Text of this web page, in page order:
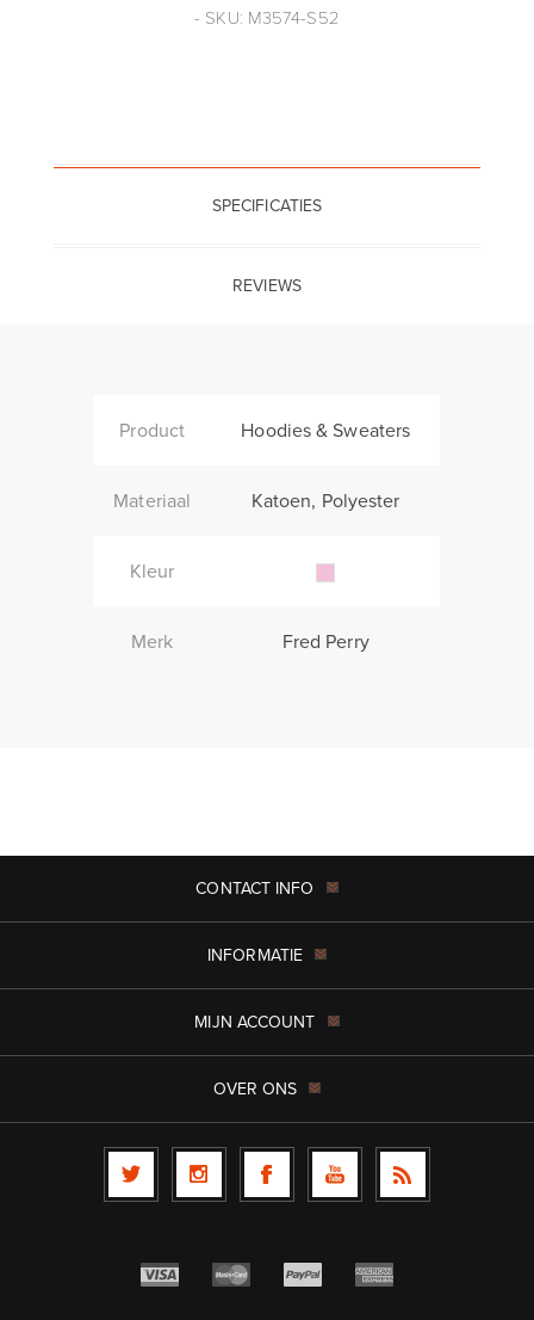
- SKU: M3574-S52
SPECIFICATIES
REVIEWS
Product Hoodies & Sweaters
Materiaal Katoen, Polyester
Kleur
Merk Fred Perry
CONTACT INFO
INFORMATIE
MIJN ACCOUNT
OVER ONS